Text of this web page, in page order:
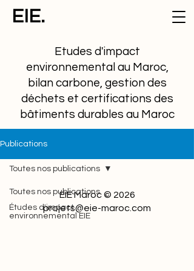
EIE.
Etudes d'impact
environnemental au Maroc,
bilan carbone, gestion des
déchets et certifications des
bâtiments durables au Maroc
Publications
Toutes nos publications
Études d'impact
environnemental EIE
Toutes nos publications
EIE Maroc © 2026
projets@eie-maroc.com